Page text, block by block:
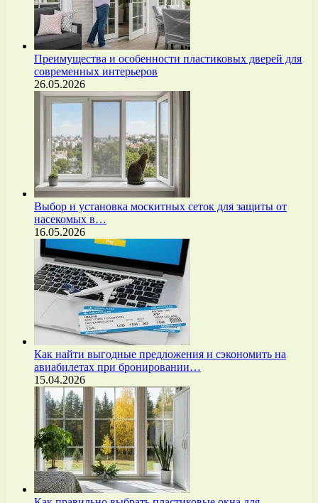
Преимущества и особенности пластиковых дверей для
современных интерьеров
26.05.2026
Выбор и установка москитных сеток для защиты от
насекомых в…
16.05.2026
Как найти выгодные предложения и сэкономить на
авиабилетах при бронировании…
15.04.2026